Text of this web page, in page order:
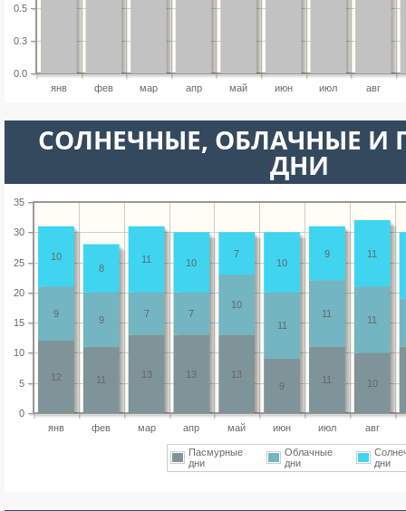
янв фев мар апр май июн июл авг
0.0
0.3
0.5
CОЛНЕЧНЫЕ, ОБЛАЧНЫЕ И
ДНИ
янв фев мар апр май июн июл авг
0
5
10
15
20
25
30
35
10
11
9
13
13
13
11
12
11
11
11
10
7
7
9
9
11
9
10
7
10
11
8
10
Пасмурные
дни
Облачные
дни
дни